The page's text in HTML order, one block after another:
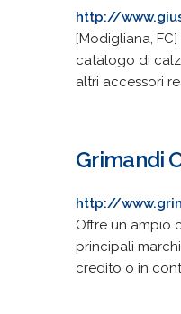
http://
[Modigliana,
catalogo di
altri accessori
Grimandi
http://
Offre un ampio
principali
credito o in